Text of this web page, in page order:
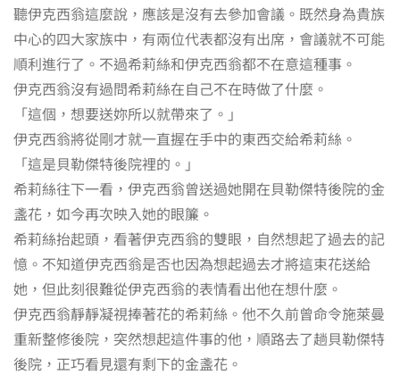
聽伊克西翁這麼說，應該是沒有去參加會議。既然身為貴族
中心的四大家族中，有兩位代表都沒有出席，會議就不可能
順利進行了。不過希莉絲和伊克西翁都不在意這種事。
伊克西翁沒有過問希莉絲在自己不在時做了什麼。
「這個，想要送妳所以就帶來了。」
伊克西翁將從剛才就一直握在手中的東西交給希莉絲。
「這是貝勒傑特後院裡的。」
希莉絲往下一看，伊克西翁曾送過她開在貝勒傑特後院的金
盞花，如今再次映入她的眼簾。
希莉絲抬起頭，看著伊克西翁的雙眼，自然想起了過去的記
憶。不知道伊克西翁是否也因為想起過去才將這束花送給
她，但此刻很難從伊克西翁的表情看出他在想什麼。
伊克西翁靜靜凝視捧著花的希莉絲。他不久前曾命令施萊曼
重新整修後院，突然想起這件事的他，順路去了趟貝勒傑特
後院，正巧看見還有剩下的金盞花。